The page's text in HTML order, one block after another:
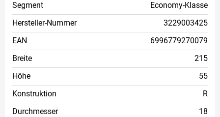
Segment
Economy-Klasse
Hersteller-Nummer
3229003425
EAN
6996779270079
Breite
215
Höhe
55
Konstruktion
R
Durchmesser
18